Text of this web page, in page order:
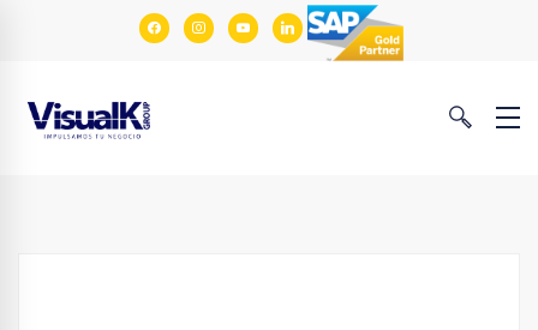
facebookinstagram
youtubelinkedin